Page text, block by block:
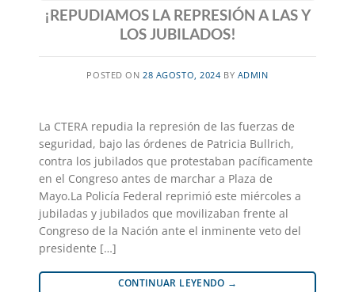
¡REPUDIAMOS LA REPRESIÓN A LAS Y
LOS JUBILADOS!
POSTED ON 28 AGOSTO, 2024 BY ADMIN
La CTERA repudia la represión de las fuerzas de
seguridad, bajo las órdenes de Patricia Bullrich,
contra los jubilados que protestaban pacíficamente
en el Congreso antes de marchar a Plaza de
Mayo.La Policía Federal reprimió este miércoles a
jubiladas y jubilados que movilizaban frente al
Congreso de la Nación ante el inminente veto del
presidente […]
CONTINUAR LEYENDO →